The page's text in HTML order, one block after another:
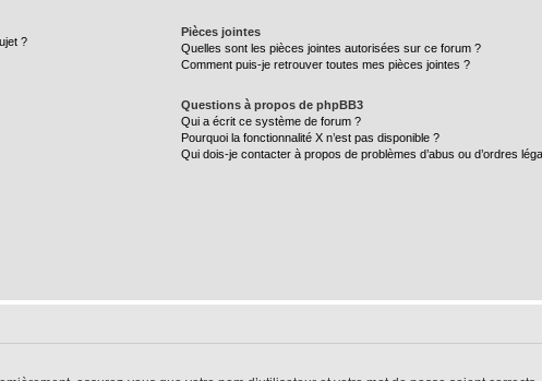
?
Pièces jointes
Quelles sont les pièces jointes autorisées sur ce forum ?
Comment puis-je retrouver toutes mes pièces jointes ?
Questions à propos de phpBB3
Qui a écrit ce système de forum ?
Pourquoi la fonctionnalité X n’est pas disponible ?
Qui dois-je contacter à propos de problèmes d’abus ou d’ordres